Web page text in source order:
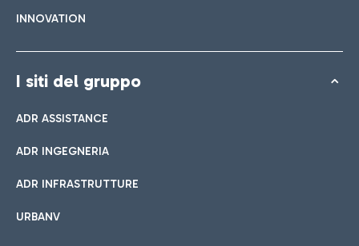
INNOVATION
I siti del gruppo
ADR ASSISTANCE
ADR INGEGNERIA
ADR INFRASTRUTTURE
URBANV